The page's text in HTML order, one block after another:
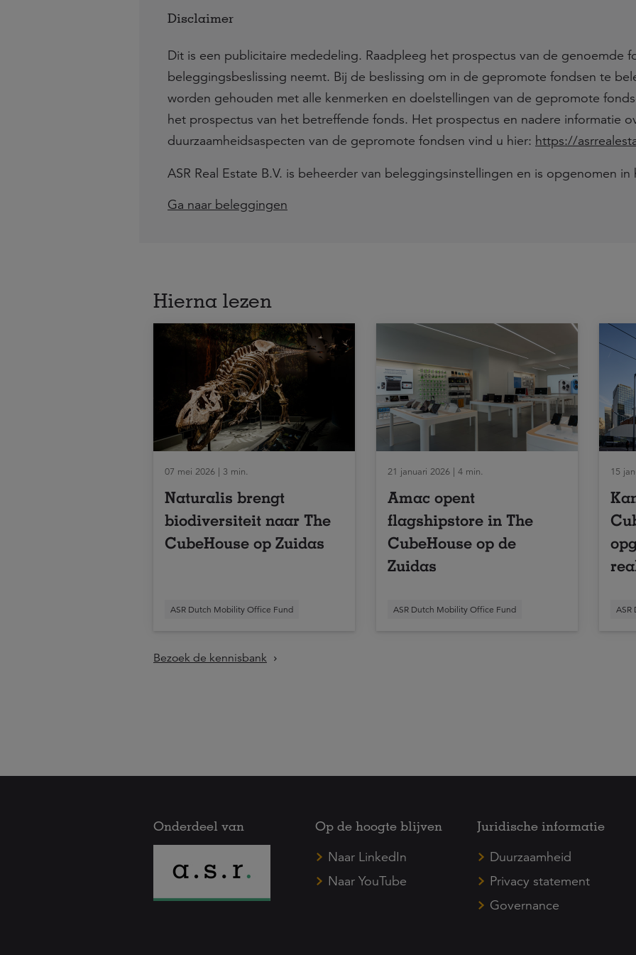
Disclaimer
Dit is een publicitaire mededeling. Raadpleeg het prospectus van de genoemde
beleggingsbeslissing neemt. Bij de beslissing om in de gepromote fondsen te
worden gehouden met alle kenmerken en doelstellingen van de gepromote
het prospectus van het betreffende fonds. Het prospectus en nadere informatie
duurzaamheidsaspecten van de gepromote fondsen vind u hier: https://
ASR Real Estate B.V. is beheerder van beleggingsinstellingen en is opgenomen
Ga naar beleggingen
Hierna lezen
07 mei 2026 | 3 min.
Naturalis brengt
biodiversiteit naar The
CubeHouse op Zuidas
ASR Dutch Mobility Office Fund
21 januari 2026 | 4 min.
Amac opent
flagshipstore in The
CubeHouse op de
Zuidas
ASR Dutch Mobility Office Fund
15
ASR
Bezoek de kennisbank
Onderdeel van
Op de hoogte blijven
Naar LinkedIn
Naar YouTube
Juridische informatie
Duurzaamheid
Privacy statement
Governance